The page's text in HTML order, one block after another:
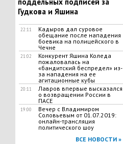
Гудкова и Яшина
22:11
Кадыров дал суровое
обещание после нападения
боевика на полицейского в
Чечне
21:02
Конкурент Яшина Коледа
пожаловалась на
«бандитский беспредел» из-
за нападения на ее
агитационные кубы
20:11
Лавров впервые высказался
о возвращении России в
ПАСЕ
19:00
Вечер с Владимиром
Соловьевым от 01.07.2019:
онлайн-трансляция
политического шоу
ВСЕ НОВОСТИ »